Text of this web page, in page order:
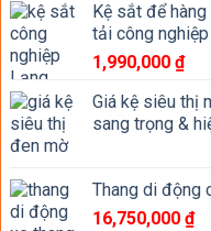
Kệ sắt để
tải công nghiệp
1,990,000 ₫
Giá kệ siêu thị
sang trọng &
Thang di động
16,750,000 ₫